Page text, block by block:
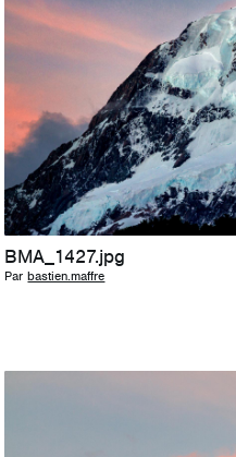
BMA_1427.jpg
Par bastien.maffre